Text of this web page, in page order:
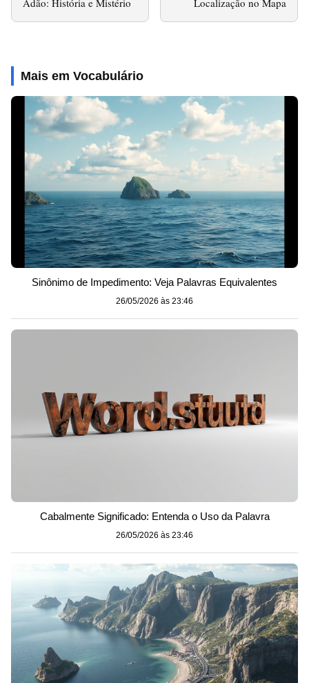
Mais em Vocabulário
Sinônimo de Impedimento: Veja Palavras Equivalentes
26/05/2026 às 23:46
Cabalmente Significado: Entenda o Uso da Palavra
26/05/2026 às 23:46